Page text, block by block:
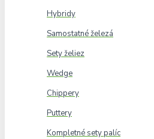
Hybridy
Samostatné železá
Sety želiez
Wedge
Chippery
Puttery
Kompletné sety palíc